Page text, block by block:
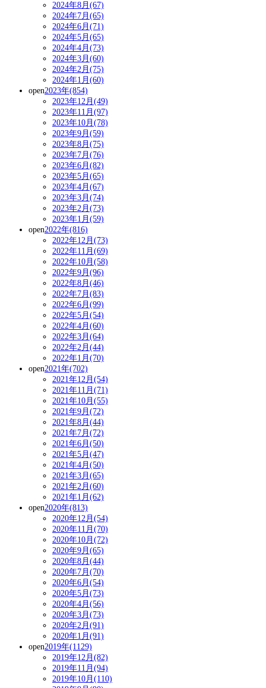
2024年8月(67)
2024年7月(65)
2024年6月(71)
2024年5月(65)
2024年4月(73)
2024年3月(60)
2024年2月(75)
2024年1月(60)
open2023年(854)
2023年12月(49)
2023年11月(97)
2023年10月(78)
2023年9月(59)
2023年8月(75)
2023年7月(76)
2023年6月(82)
2023年5月(65)
2023年4月(67)
2023年3月(74)
2023年2月(73)
2023年1月(59)
open2022年(816)
2022年12月(73)
2022年11月(69)
2022年10月(58)
2022年9月(96)
2022年8月(46)
2022年7月(83)
2022年6月(99)
2022年5月(54)
2022年4月(60)
2022年3月(64)
2022年2月(44)
2022年1月(70)
open2021年(702)
2021年12月(54)
2021年11月(71)
2021年10月(55)
2021年9月(72)
2021年8月(44)
2021年7月(72)
2021年6月(50)
2021年5月(47)
2021年4月(50)
2021年3月(65)
2021年2月(60)
2021年1月(62)
open2020年(813)
2020年12月(54)
2020年11月(70)
2020年10月(72)
2020年9月(65)
2020年8月(44)
2020年7月(70)
2020年6月(54)
2020年5月(73)
2020年4月(56)
2020年3月(73)
2020年2月(91)
2020年1月(91)
open2019年(1129)
2019年12月(82)
2019年11月(94)
2019年10月(110)